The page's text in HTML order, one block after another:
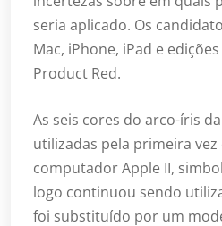
seria aplicado. Os
Mac, iPhone, iPad e
Product Red.
As seis cores do arco-íris
utilizadas pela primeira vez
computador Apple II,
logo continuou sendo
foi substituído por um